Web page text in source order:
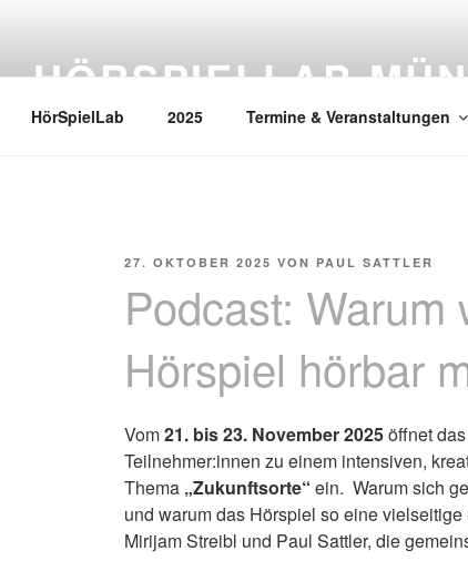
HÖRSPIELLAB
HörSpielLab 2025 Termine & Veranstaltungen
VERÖFFENTLICHT
27. OKTOBER 2025 VON PAUL SATTLER
Podcast:
Hörspiel hörbar
Vom21. bis 23. November 2025öffnet das
Teilnehmer:innen zu einem intensiven,
Thema „Zukunftsorte“ ein. Warum sich
und warum das Hörspiel so eine
Mirijam Streibl und Paul Sattler, die